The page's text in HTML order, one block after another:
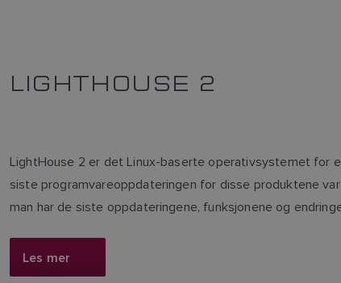
LIGHTHOUSE 2
LightHouse 2 er det Linux-baserte operativsystemet for
siste programvareoppdateringen for disse produktene
man har de siste oppdateringene, funksjonene og
Les mer